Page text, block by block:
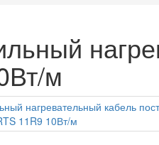
м